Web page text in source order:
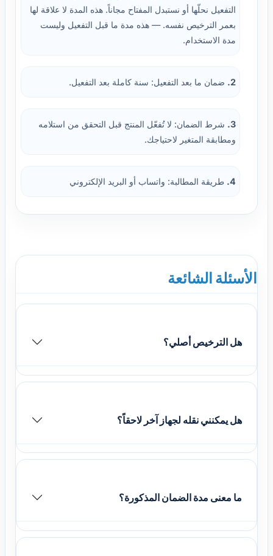
التفعيل نحلّها أو نستبدل المفتاح مجاناً. هذه المدة لا علاقة لها
بعمر الترخيص نفسه. — هذه مدة ما قبل التفعيل وليست
مدة الاستخدام.
2. ضمان ما بعد التفعيل: سنة كاملة بعد التفعيل.
3.
شرط الضمان: لا تُفعّل المنتج قبل التحقق من استلامه
ومطابقة المتغير لاحتياجك.
4. طريقة المطالبة: واتساب أو البريد الإلكتروني
الأسئلة الشائعة
هل الترخيص أصلي؟
هل يمكنني نقله لجهاز آخر لاحقاً؟
ما معنى مدة الضمان المذكورة؟